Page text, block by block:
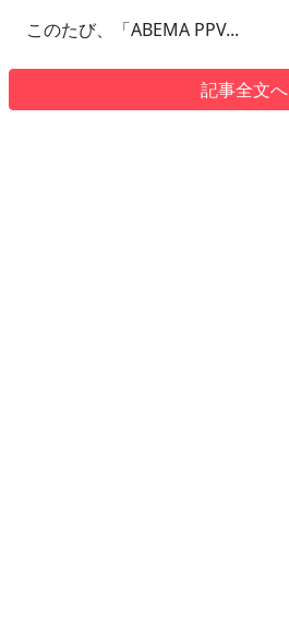
このたび、「ABEMA PPV...
記事全文へ